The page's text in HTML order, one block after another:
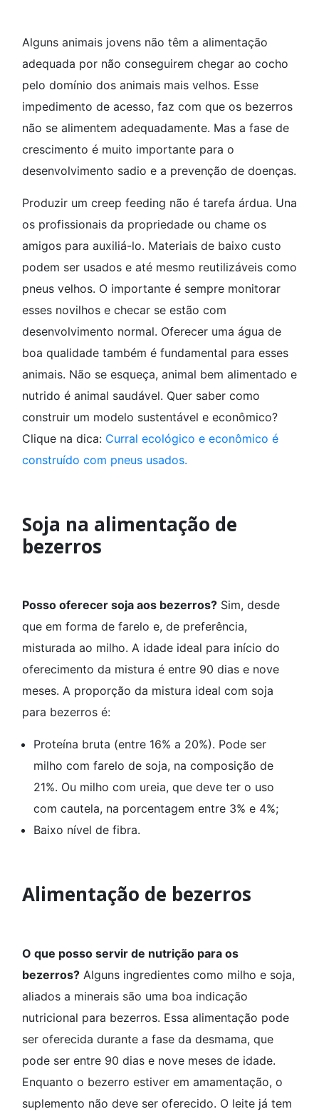
Alguns animais jovens não têm a alimentação
adequada por não conseguirem chegar ao cocho
pelo domínio dos animais mais velhos. Esse
impedimento de acesso, faz com que os bezerros
não se alimentem adequadamente. Mas a fase de
crescimento é muito importante para o
desenvolvimento sadio e a prevenção de doenças.
Produzir um creep feeding não é tarefa árdua. Una
os profissionais da propriedade ou chame os
amigos para auxiliá-lo. Materiais de baixo custo
podem ser usados e até mesmo reutilizáveis como
pneus velhos. O importante é sempre monitorar
esses novilhos e checar se estão com
desenvolvimento normal. Oferecer uma água de
boa qualidade também é fundamental para esses
animais. Não se esqueça, animal bem alimentado e
nutrido é animal saudável. Quer saber como
construir um modelo sustentável e econômico?
Clique na dica: Curral ecológico e econômico é
construído com pneus usados.
Soja na alimentação de
bezerros
Posso oferecer soja aos bezerros? Sim, desde
que em forma de farelo e, de preferência,
misturada ao milho. A idade ideal para início do
oferecimento da mistura é entre 90 dias e nove
meses. A proporção da mistura ideal com soja
para bezerros é:
Proteína bruta (entre 16% a 20%). Pode ser
milho com farelo de soja, na composição de
21%. Ou milho com ureia, que deve ter o uso
com cautela, na porcentagem entre 3% e 4%;
Baixo nível de fibra.
Alimentação de bezerros
O que posso servir de nutrição para os
bezerros? Alguns ingredientes como milho e soja,
aliados a minerais são uma boa indicação
nutricional para bezerros. Essa alimentação pode
ser oferecida durante a fase da desmama, que
pode ser entre 90 dias e nove meses de idade.
Enquanto o bezerro estiver em amamentação, o
suplemento não deve ser oferecido. O leite já tem